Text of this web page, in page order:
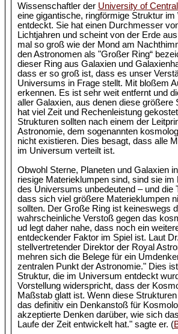
Wissenschaftler der University of
eine gigantische, ringförmige Struktur im
entdeckt. Sie hat einen Durchmesser
Lichtjahren und scheint von der Erde
mal so groß wie der Mond am
den Astronomen als "Großer Ring“
dieser Ring aus Galaxien und
dass er so groß ist, dass es unser
Universums in Frage stellt. Mit bloßem
erkennen. Es ist sehr weit entfernt und
aller Galaxien, aus denen diese größere
hat viel Zeit und Rechenleistung
Strukturen sollten nach einem der
Astronomie, dem sogenannten
nicht existieren. Dies besagt, dass alle
im Universum verteilt ist.
Obwohl Sterne, Planeten und Galaxien
riesige Materieklumpen sind, sind sie im
des Universums unbedeutend – und die
dass sich viel größere Materieklumpen
sollten. Der Große Ring ist keineswegs
wahrscheinliche Verstoß gegen das
ud legt daher nahe, dass noch ein
entdeckender Faktor im Spiel ist. Laut
stellvertretender Direktor der Royal
mehren sich die Belege für ein
zentralen Punkt der Astronomie." Dies
Struktur, die im Universum entdeckt
Vorstellung widerspricht, dass der
Maßstab glatt ist. Wenn diese
das definitiv ein Denkanstoß für
akzeptierte Denken darüber, wie sich
Laufe der Zeit entwickelt hat." sagte er. (